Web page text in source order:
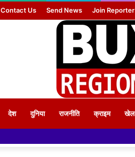
Contact Us Send News Join Reporter
देश दुनिया राजनीति क्राइम खेल